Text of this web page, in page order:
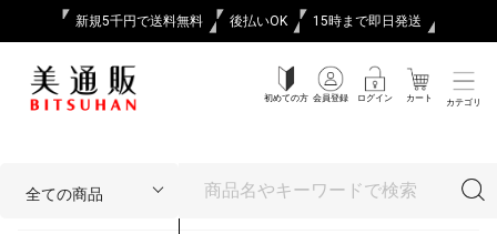
新規5千円で送料無料 後払いOK 15時まで即日発送
初めての方 会員登録 ログイン カート カテゴリ